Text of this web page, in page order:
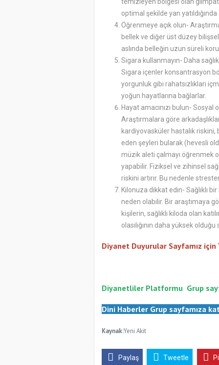
temizleyen bölgesi olan
optimal şekilde yan yatıldığında
Öğrenmeye açık olun-
bellek ve diğer üst düzey
aslında belleğin uzun süreli
Sigara kullanmayın- Daha
Sigara içenler konsantrasyon
yorgunluk gibi rahatsızlıkları
yoğun hayatlarına bağlarlar.
​​​​Hayat amacınızı bulun-
Araştırmalara göre
kardiyovasküler hastalık
eden şeyleri bularak (hevesli
müzik aleti çalmayı öğrenmek
yapabilir. Fiziksel ve zihinsel
riskini artırır. Bu nedenle
Kilonuza dikkat edin- Sağlıklı
neden olabilir. Bir araştımaya
kişilerin, sağlıklı kiloda olan
olasılığının daha yüksek olduğu
Diyanet Duyurular Sayfamız için
Diyanetliler Platformu Grup
Dini Haberler Grup sayfamıza
Kaynak:Yeni Akit
Paylaş Tweetle